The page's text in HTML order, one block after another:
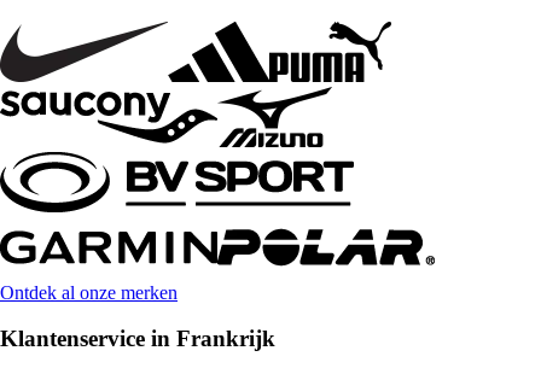
Ontdek al onze merken
Klantenservice in Frankrijk